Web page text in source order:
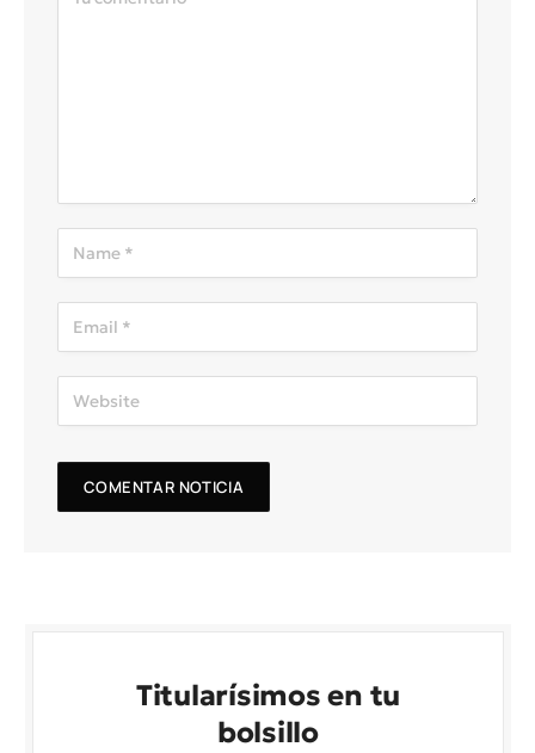
Titularísimos en tu
bolsillo